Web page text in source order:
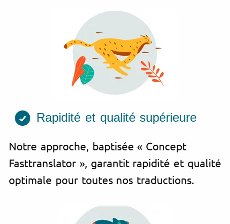
Rapidité et qualité supérieure
Notre approche, baptisée « Concept
Fasttranslator », garantit rapidité et qualité
optimale pour toutes nos traductions.